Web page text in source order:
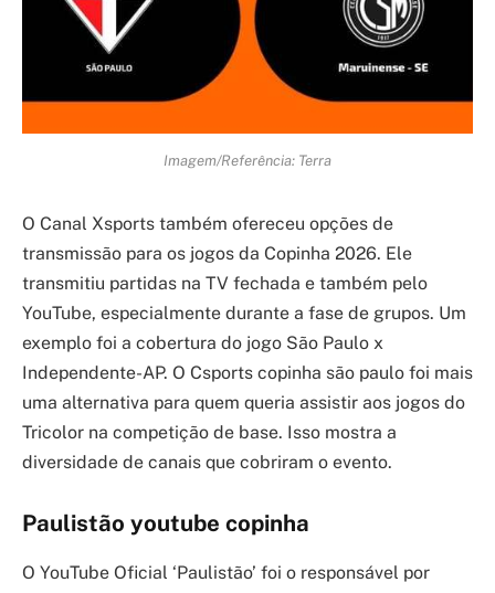
Imagem/Referência: Terra
O Canal Xsports também ofereceu opções de
transmissão para os jogos da Copinha 2026. Ele
transmitiu partidas na TV fechada e também pelo
YouTube, especialmente durante a fase de grupos. Um
exemplo foi a cobertura do jogo São Paulo x
Independente-AP. O Csports copinha são paulo foi mais
uma alternativa para quem queria assistir aos jogos do
Tricolor na competição de base. Isso mostra a
diversidade de canais que cobriram o evento.
Paulistão youtube copinha
O YouTube Oficial ‘Paulistão’ foi o responsável por